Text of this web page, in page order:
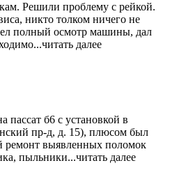
Решили проблему с рейкой.
никто толком ничего не
полный осмотр машины, дал
далее
пассат б6 с установкой в
пр-д, д. 15), плюсом был
ремонт выявленных поломок
пыльники...читать далее